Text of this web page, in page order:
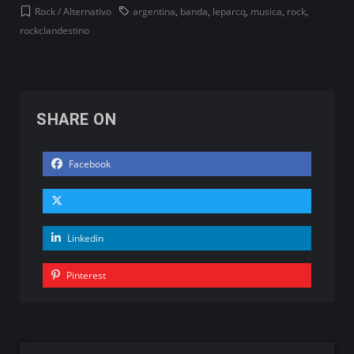
Rock / Alternativo argentina, banda, leparcq, musica, rock,
rockclandestino
SHARE ON
Facebook
Linkedin
Pinterest